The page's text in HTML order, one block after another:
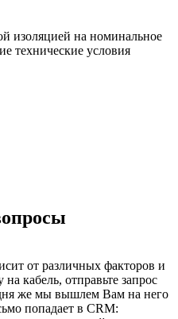
изоляцией на номинальное
технические условия
от различных факторов и
кабель, отправьте запрос
же мы вышлем Вам на него
попадает в CRM: